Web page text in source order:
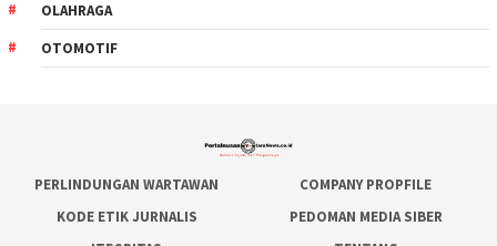
OLAHRAGA
OTOMOTIF
PERLINDUNGAN WARTAWAN
COMPANY PROPFILE
KODE ETIK JURNALIS
PEDOMAN MEDIA SIBER